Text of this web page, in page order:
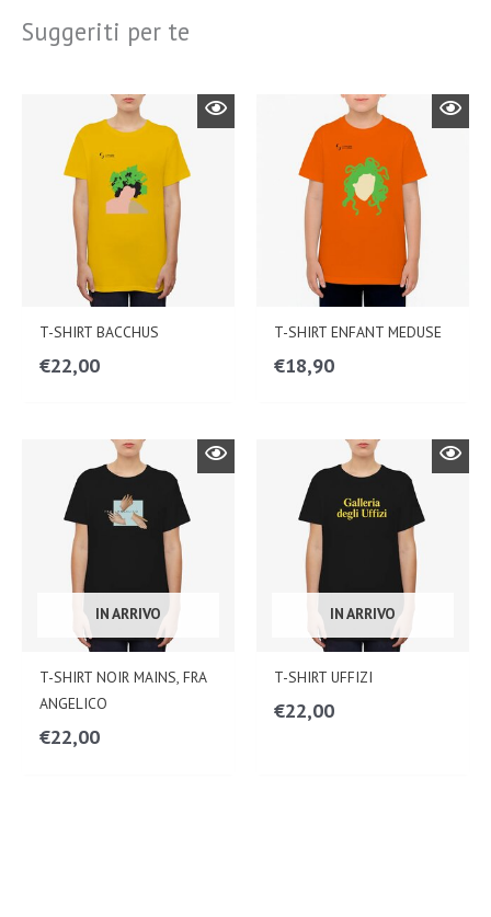
Suggeriti per te
T-SHIRT BACCHUS
€22,00
T-SHIRT ENFANT MEDUSE
€18,90
IN ARRIVO
T-SHIRT NOIR MAINS, FRA
ANGELICO
€22,00
IN ARRIVO
T-SHIRT UFFIZI
€22,00